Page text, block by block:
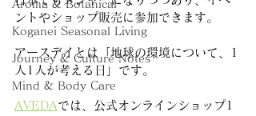
Aroma & Botanical
Koganei Seasonal Living
Journey & Culture Notes
Mind & Body Care
ントやショップ販売に参加できます。
アースデイとは「地球の環境について、1
人1人が考える日」です。
AVEDAでは、公式オンラインショップ1